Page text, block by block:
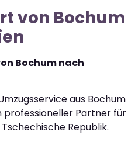
von Bochum
Bochum nach
aus Bochum
professioneller Partner für
Republik.